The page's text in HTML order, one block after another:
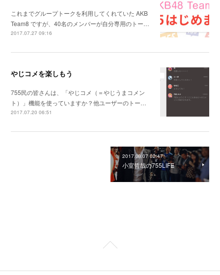
これまでグループトークを利用してくれていた AKB
Team8 ですが、40名のメンバーが自分専用のトー…
2017.07.27 09:16
やじコメを楽しもう
755民の皆さんは、「やじコメ（＝やじうまコメン
ト）」機能を使っていますか？他ユーザーのトー…
2017.07.20 06:51
2017.08.07 02:47
小室哲哉の755LIFE